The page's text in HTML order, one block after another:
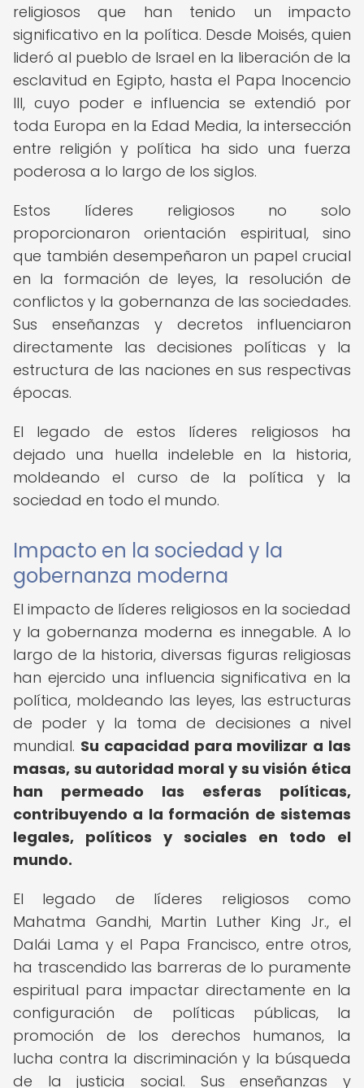
religiosos que han tenido un impacto
significativo en la política. Desde Moisés, quien
lideró al pueblo de Israel en la liberación de la
esclavitud en Egipto, hasta el Papa Inocencio
III, cuyo poder e influencia se extendió por
toda Europa en la Edad Media, la intersección
entre religión y política ha sido una fuerza
poderosa a lo largo de los siglos.
Estos líderes religiosos no solo
proporcionaron orientación espiritual, sino
que también desempeñaron un papel crucial
en la formación de leyes, la resolución de
conflictos y la gobernanza de las sociedades.
Sus enseñanzas y decretos influenciaron
directamente las decisiones políticas y la
estructura de las naciones en sus respectivas
épocas.
El legado de estos líderes religiosos ha
dejado una huella indeleble en la historia,
moldeando el curso de la política y la
sociedad en todo el mundo.
Impacto en la sociedad y la
gobernanza moderna
El impacto de líderes religiosos en la sociedad
y la gobernanza moderna es innegable. A lo
largo de la historia, diversas figuras religiosas
han ejercido una influencia significativa en la
política, moldeando las leyes, las estructuras
de poder y la toma de decisiones a nivel
mundial. Su capacidad para movilizar a las
masas, su autoridad moral y su visión ética
han permeado las esferas políticas,
contribuyendo a la formación de sistemas
legales, políticos y sociales en todo el
mundo.
El legado de líderes religiosos como
Mahatma Gandhi, Martin Luther King Jr., el
Dalái Lama y el Papa Francisco, entre otros,
ha trascendido las barreras de lo puramente
espiritual para impactar directamente en la
configuración de políticas públicas, la
promoción de los derechos humanos, la
lucha contra la discriminación y la búsqueda
de la justicia social. Sus enseñanzas y